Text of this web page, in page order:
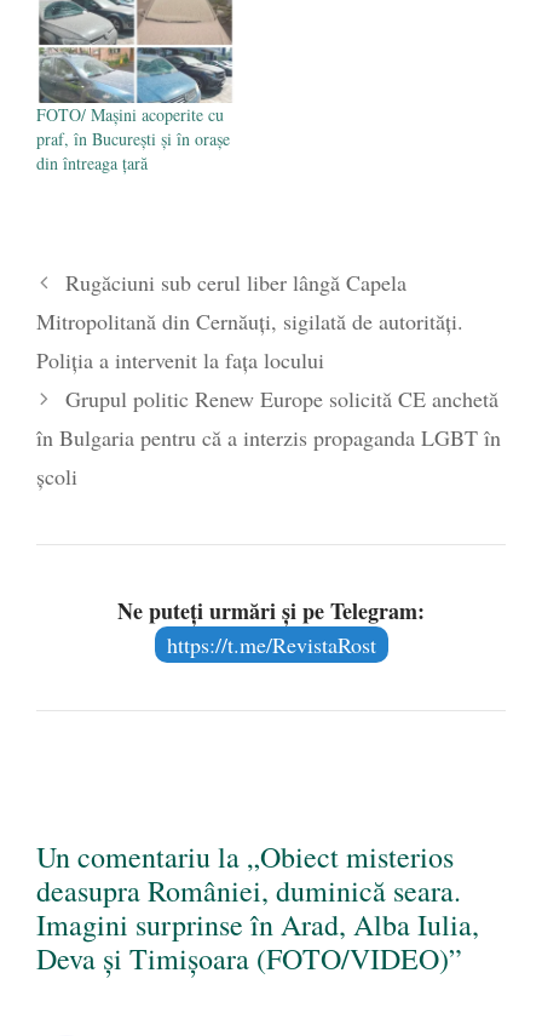
FOTO/ Mașini acoperite cu
praf, în București și în orașe
din întreaga țară
Rugăciuni sub cerul liber lângă Capela
Mitropolitană din Cernăuți, sigilată de autorități.
Poliția a intervenit la fața locului
Grupul politic Renew Europe solicită CE anchetă
în Bulgaria pentru că a interzis propaganda LGBT în
școli
Ne puteți urmări și pe Telegram:
https://t.me/RevistaRost
Un comentariu la „Obiect misterios
deasupra României, duminică seara.
Imagini surprinse în Arad, Alba Iulia,
Deva și Timișoara (FOTO/VIDEO)”